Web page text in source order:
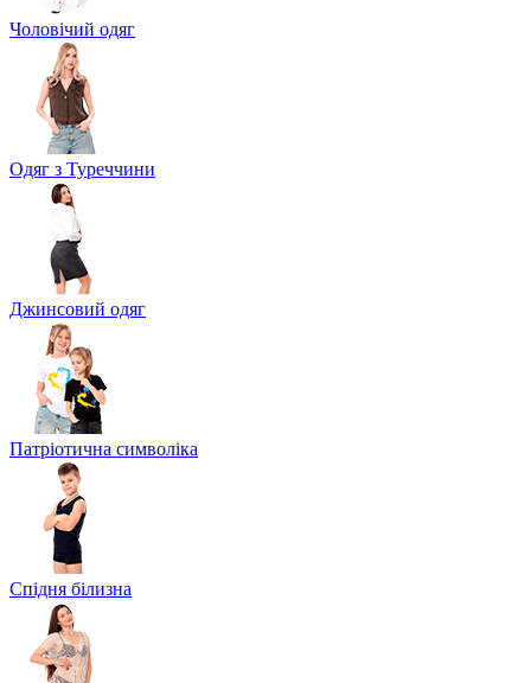
Чоловічий одяг
Одяг з Туреччини
Джинсовий одяг
Патріотична символіка
Спідня білизна